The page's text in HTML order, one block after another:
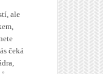
ale
čeká